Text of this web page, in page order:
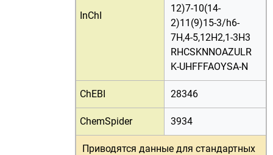
InChI
12)7-10(14-
2)11(9)15-3/h6-
7H,4-5,12H2,1-3H3
RHCSKNNOAZULR
K-UHFFFAOYSA-N
ChEBI 28346
ChemSpider 3934
Приводятся данные для стандартных